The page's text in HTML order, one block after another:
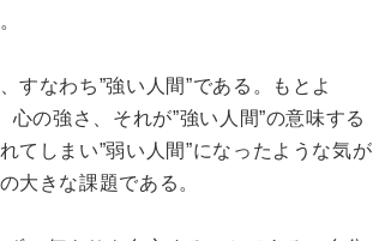
すなわち”強い人間”である。もとよ
の強さ、それが”強い人間”の意味する
てしまい”弱い人間”になったような気が
大きな課題である。